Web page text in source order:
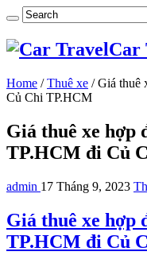
Car
Home / Thuê xe / Giá thuê
Củ Chi TP.HCM
Giá thuê xe hợp
TP.HCM đi Củ
admin 17 Tháng 9, 2023
Giá thuê xe hợp
TP.HCM đi Củ